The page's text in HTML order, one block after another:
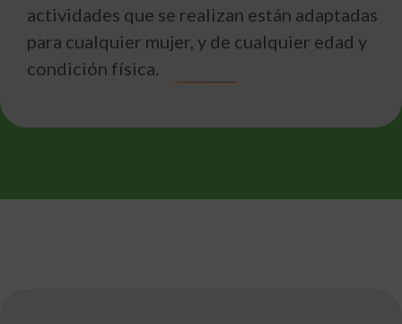
actividades que se realizan están adaptadas
para cualquier mujer, y de cualquier edad y
condición física.